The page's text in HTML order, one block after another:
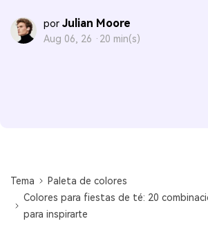
por Julian Moore
Aug 06, 26 · 20 min(s)
Tema
Paleta de colores
Colores para fiestas de té: 20
para inspirarte